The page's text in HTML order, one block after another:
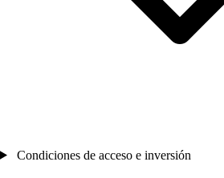
Condiciones de acceso e inversión